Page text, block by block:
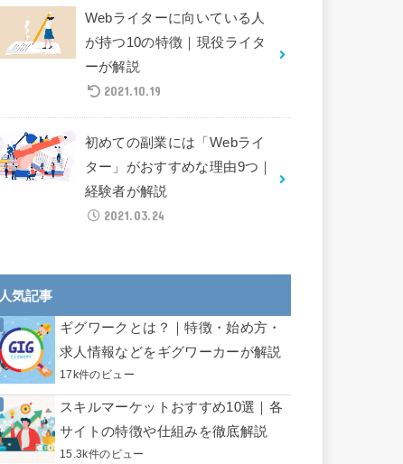
Webライターに向いている人
が持つ10の特徴｜現役ライタ
ーが解説
2021.10.19
初めての副業には「Webライ
ター」がおすすめな理由9つ｜
経験者が解説
2021.03.24
人気記事
ギグワークとは？｜特徴・始め方・
求人情報などをギグワーカーが解説
17k件のビュー
スキルマーケットおすすめ10選｜各
サイトの特徴や仕組みを徹底解説
15.3k件のビュー